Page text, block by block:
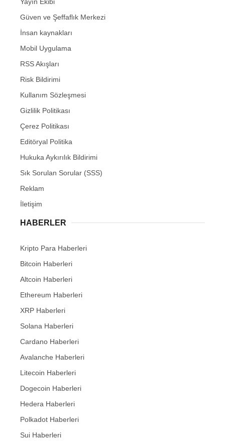
Güven ve Şeffaflık Merkezi
İnsan kaynakları
Mobil Uygulama
RSS Akışları
Risk Bildirimi
Kullanım Sözleşmesi
Gizlilik Politikası
Çerez Politikası
Editöryal Politika
Hukuka Aykırılık Bildirimi
Sık Sorulan Sorular (SSS)
Reklam
İletişim
HABERLER
Kripto Para Haberleri
Bitcoin Haberleri
Altcoin Haberleri
Ethereum Haberleri
XRP Haberleri
Solana Haberleri
Cardano Haberleri
Avalanche Haberleri
Litecoin Haberleri
Dogecoin Haberleri
Hedera Haberleri
Polkadot Haberleri
Sui Haberleri